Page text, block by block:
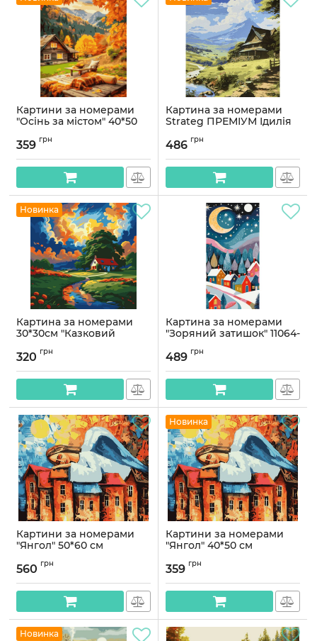
Картини за номерами
"Осінь за містом" 40*50
Артикул:
359 грн
Картина за номерами
Strateg ПРЕМІУМ Ідилія
рівнем розміром 40х50
Артикул:VA-4645
486 грн
Новинка
Картина за номерами
30*30см "Казковий
Артикул:
320 грн
Картина за номерами
"Зоряний затишок" 11064-
Артикул:
489 грн
Картини за номерами
"Янгол" 50*60 см
560 грн
Новинка
Картини за номерами
"Янгол" 40*50 см
359 грн
Новинка